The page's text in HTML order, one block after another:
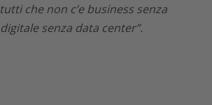
che non c’e business senza
senza data center”.